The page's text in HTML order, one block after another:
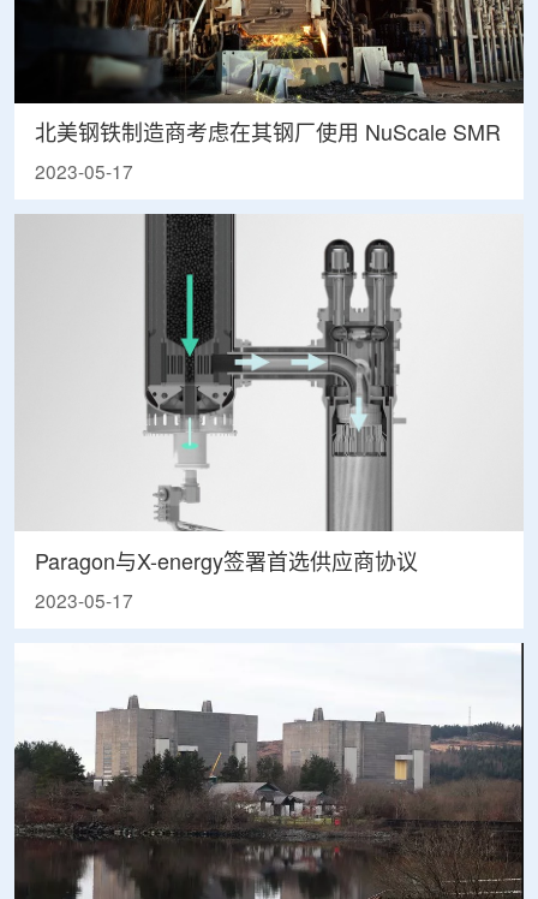
北美钢铁制造商考虑在其钢厂使用 NuScale SMR
2023-05-17
Paragon与X-energy签署首选供应商协议
2023-05-17